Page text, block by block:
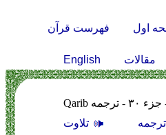
اول فهرست قرآن
مقالات English
تلاوت